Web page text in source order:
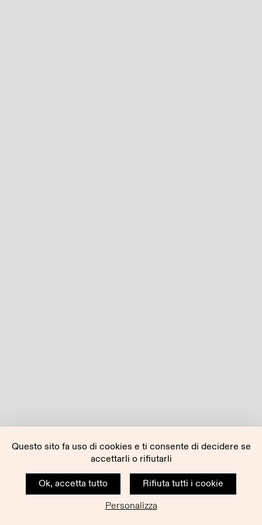
Questo sito fa uso di cookies e ti consente di decidere se
accettarli o rifiutarli
Ok, accetta tutto
Rifiuta tutti i cookie
Personalizza